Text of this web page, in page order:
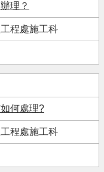
理？
程處施工科
何處理?
程處施工科